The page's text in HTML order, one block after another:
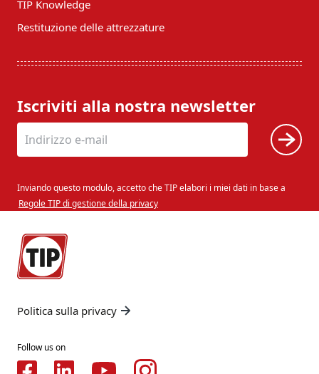
TIP Knowledge
Restituzione delle attrezzature
Iscriviti alla nostra newsletter
Inviando questo modulo, accetto che TIP elabori i miei dati in base a
Regole TIP di gestione della privacy
Politica sulla privacy
Follow us on